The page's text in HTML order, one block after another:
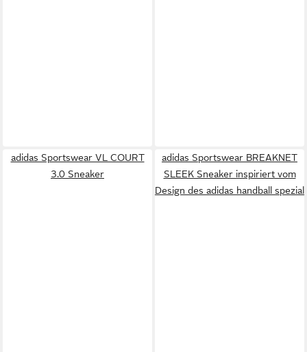
adidas Sportswear VL COURT
3.0 Sneaker
adidas Sportswear BREAKNET
SLEEK Sneaker inspiriert vom
Design des adidas handball spezial